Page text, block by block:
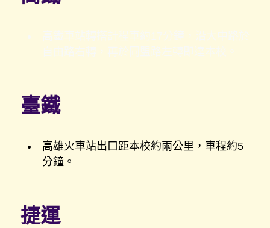
高鐵車站轉搭計程車約17分鐘，沿大中路於
自由路右轉，再於同盟路左轉即達本校。
臺鐵
高雄火車站出口距本校約兩公里，車程約5
分鐘。
捷運